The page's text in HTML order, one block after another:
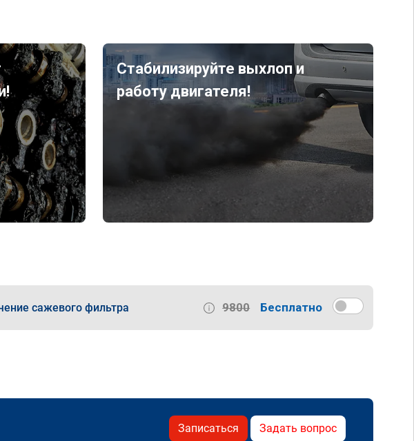
Стабилизируйте выхлоп и
работу двигателя!
сажевого фильтра 9800 Бесплатно
Записаться Задать вопрос